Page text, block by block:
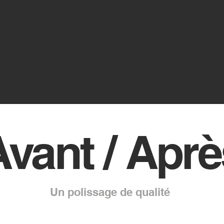
/
Un polissage de qualité